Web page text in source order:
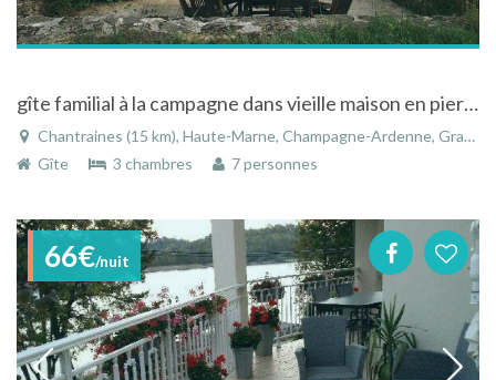
gîte familial à la campagne dans vieille maison en pierre joliment rénovée
Chantraines (15 km), Haute-Marne, Champagne-Ardenne, Grand Est, France
Gîte
3 chambres 7 personnes
66€/nuit